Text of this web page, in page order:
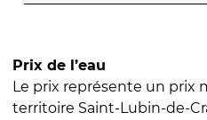
Prix de l’eau
Le prix représente un prix
territoire Saint-Lubin-de-